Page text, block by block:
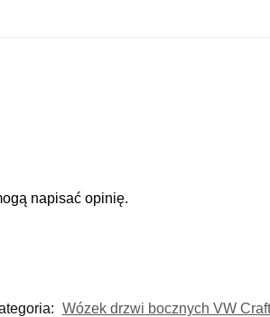
napisać opinię.
Wózek drzwi bocznych VW